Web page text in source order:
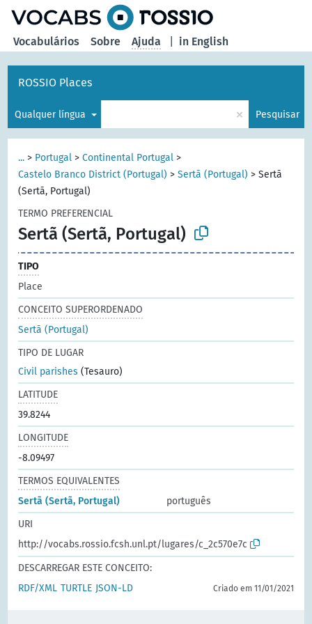
in English
Vocabulários Sobre Ajuda
ROSSIO Places
Qualquer língua × Pesquisar
... > Portugal >Continental Portugal >
Castelo Branco District (Portugal) >Sertã (Portugal) >Sertã
(Sertã, Portugal)
TERMO PREFERENCIAL
Sertã (Sertã, Portugal)
TIPO
Place
CONCEITO SUPERORDENADO
Sertã (Portugal)
TIPO DE LUGAR
Civil parishes (Tesauro)
LATITUDE
39.8244
LONGITUDE
-8.09497
TERMOS EQUIVALENTES
Sertã (Sertã, Portugal)
português
URI
http://vocabs.rossio.fcsh.unl.pt/lugares/c_2c570e7c
DESCARREGAR ESTE CONCEITO:
RDF/XML TURTLE JSON-LD Criado em 11/01/2021